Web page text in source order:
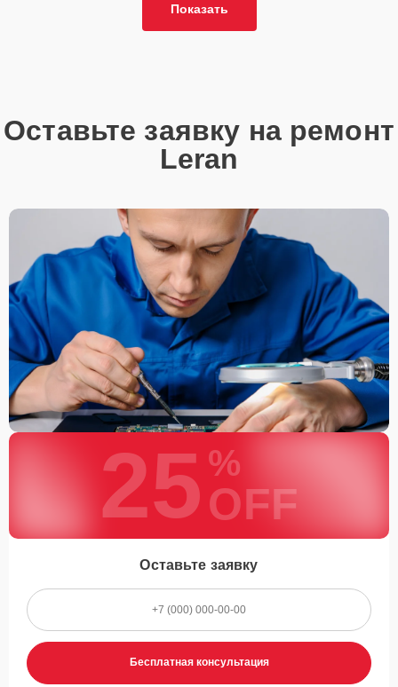
Показать
Оставьте заявку на ремонт
Leran
25 %
OFF
Оставьте заявку
Бесплатная консультация